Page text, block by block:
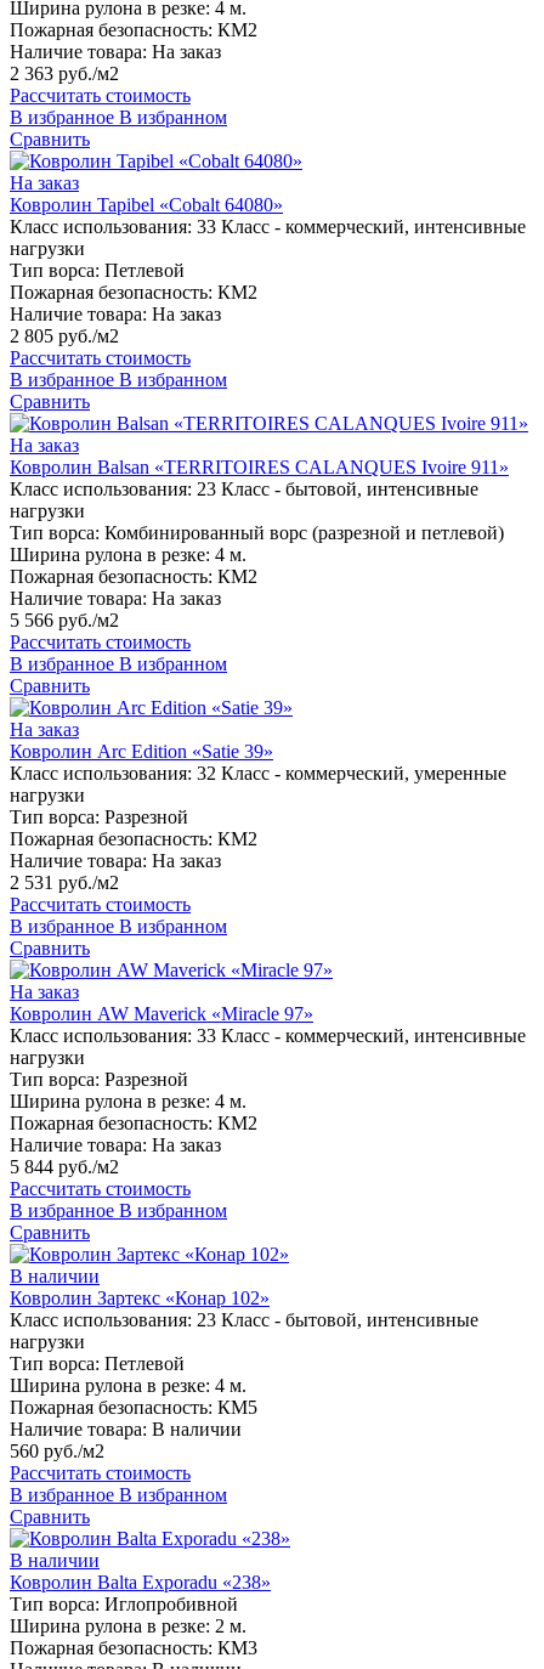
Ширина рулона в резке: 4 м.
Пожарная безопасность: КМ2
Наличие товара: На заказ
2 363 руб./м2
Рассчитать стоимость
В избранное В избранном
Сравнить
На заказ
Ковролин Tapibel «Cobalt 64080»
Класс использования: 33 Класс - коммерческий, интенсивные
нагрузки
Тип ворса: Петлевой
Пожарная безопасность: КМ2
Наличие товара: На заказ
2 805 руб./м2
Рассчитать стоимость
В избранное В избранном
Сравнить
На заказ
Ковролин Balsan «TERRITOIRES CALANQUES Ivoire 911»
Класс использования: 23 Класс - бытовой, интенсивные
нагрузки
Тип ворса: Комбинированный ворс (разрезной и петлевой)
Ширина рулона в резке: 4 м.
Пожарная безопасность: КМ2
Наличие товара: На заказ
5 566 руб./м2
Рассчитать стоимость
В избранное В избранном
Сравнить
На заказ
Ковролин Arc Edition «Satie 39»
Класс использования: 32 Класс - коммерческий, умеренные
нагрузки
Тип ворса: Разрезной
Пожарная безопасность: КМ2
Наличие товара: На заказ
2 531 руб./м2
Рассчитать стоимость
В избранное В избранном
Сравнить
На заказ
Ковролин AW Maverick «Miracle 97»
Класс использования: 33 Класс - коммерческий, интенсивные
нагрузки
Тип ворса: Разрезной
Ширина рулона в резке: 4 м.
Пожарная безопасность: КМ2
Наличие товара: На заказ
5 844 руб./м2
Рассчитать стоимость
В избранное В избранном
Сравнить
В наличии
Ковролин Зартекс «Конар 102»
Класс использования: 23 Класс - бытовой, интенсивные
нагрузки
Тип ворса: Петлевой
Ширина рулона в резке: 4 м.
Пожарная безопасность: КМ5
Наличие товара: В наличии
560 руб./м2
Рассчитать стоимость
В избранное В избранном
Сравнить
В наличии
Ковролин Balta Exporadu «238»
Тип ворса: Иглопробивной
Ширина рулона в резке: 2 м.
Пожарная безопасность: КМ3